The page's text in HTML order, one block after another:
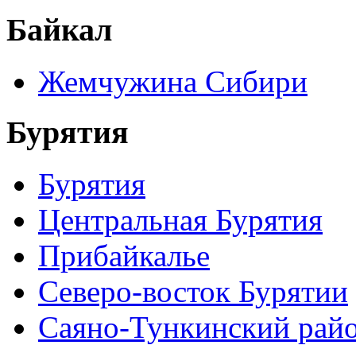
Байкал
Жемчужина Сибири
Бурятия
Бурятия
Центральная Бурятия
Прибайкалье
Северо-восток Бурятии
Саяно-Тункинский